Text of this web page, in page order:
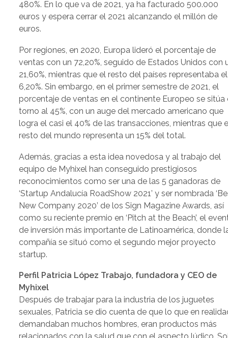
480%. En lo que va de 2021, ya ha facturado 500.000
euros y espera cerrar el 2021 alcanzando el millón de
euros.
Por regiones, en 2020, Europa lideró el porcentaje de
ventas con un 72,20%, seguido de Estados Unidos con
21,60%, mientras que el resto del países representaba el
6,20%. Sin embargo, en el primer semestre de 2021, el
porcentaje de ventas en el continente Europeo se sitúa
torno al 45%, con un auge del mercado americano que
logra el casi el 40% de las transacciones, mientras que
resto del mundo representa un 15% del total.
Además, gracias a esta idea novedosa y al trabajo del
equipo de Myhixel han conseguido prestigiosos
reconocimientos como ser una de las 5 ganadoras de
‘Startup Andalucía RoadShow 2021’ y ser nombrada
New Company 2020’ de los Sign Magazine Awards, así
como su reciente premio en ‘Pitch at the Beach’, el
de inversión más importante de Latinoamérica, donde
compañía se situó como el segundo mejor proyecto
startup.
Perfil Patricia López Trabajo, fundadora y CEO de
Myhixel
Después de trabajar para la industria de los juguetes
sexuales, Patricia se dio cuenta de que lo que en
demandaban muchos hombres, eran productos más